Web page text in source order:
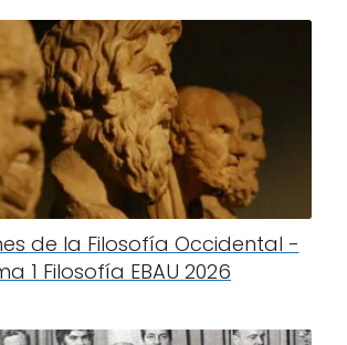
de la Filosofía Occidental -
1 Filosofía EBAU 2026